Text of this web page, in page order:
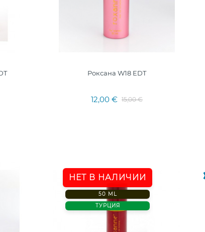
Роксана W18 EDT
12,00 € 15,00 €
НЕТ В НАЛИЧИИ
50 ML
ТУРЦИЯ